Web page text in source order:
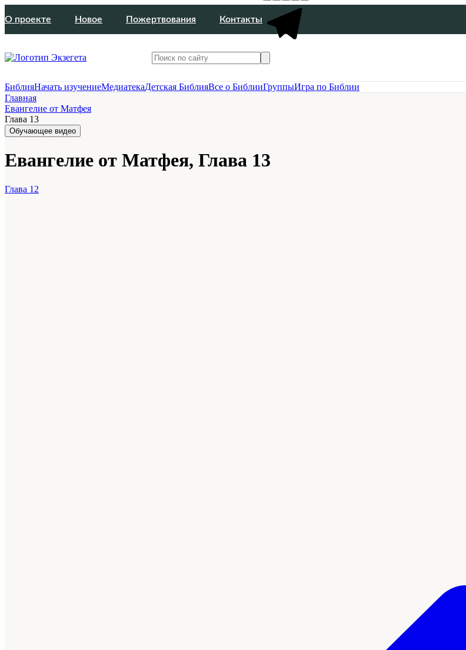
О проекте Новое Пожертвования Контакты
БиблияНачать изучениеМедиатекаДетская БиблияВсе о БиблииГруппыИгра по Библии
Главная
Евангелие от Матфея
Глава 13
Обучающее видео
Евангелие от Матфея, Глава 13
Глава 12